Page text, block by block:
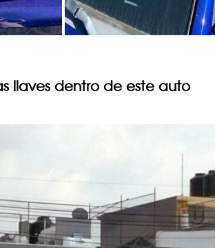
llaves dentro de este auto